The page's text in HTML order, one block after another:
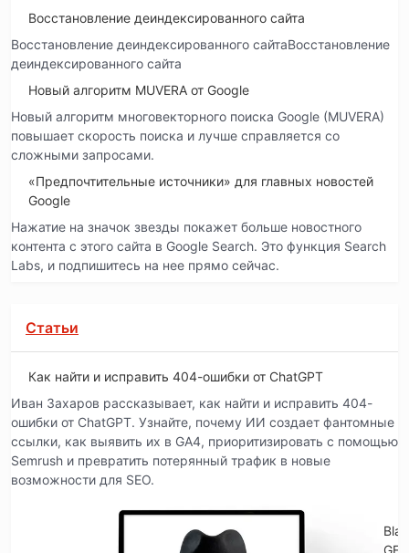
Восстановление деиндексированного сайта
Восстановление деиндексированного сайтаВосстановление
деиндексированного сайта
Новый алгоритм MUVERA от Google
Новый алгоритм многовекторного поиска Google (MUVERA)
повышает скорость поиска и лучше справляется со
сложными запросами.
«Предпочтительные источники» для главных новостей
Google
Нажатие на значок звезды покажет больше новостного
контента с этого сайта в Google Search. Это функция Search
Labs, и подпишитесь на нее прямо сейчас.
Статьи
Как найти и исправить 404-ошибки от ChatGPT
Иван Захаров рассказывает, как найти и исправить 404-
ошибки от ChatGPT. Узнайте, почему ИИ создает фантомные
ссылки, как выявить их в GA4, приоритизировать с помощью
Semrush и превратить потерянный трафик в новые
возможности для SEO.